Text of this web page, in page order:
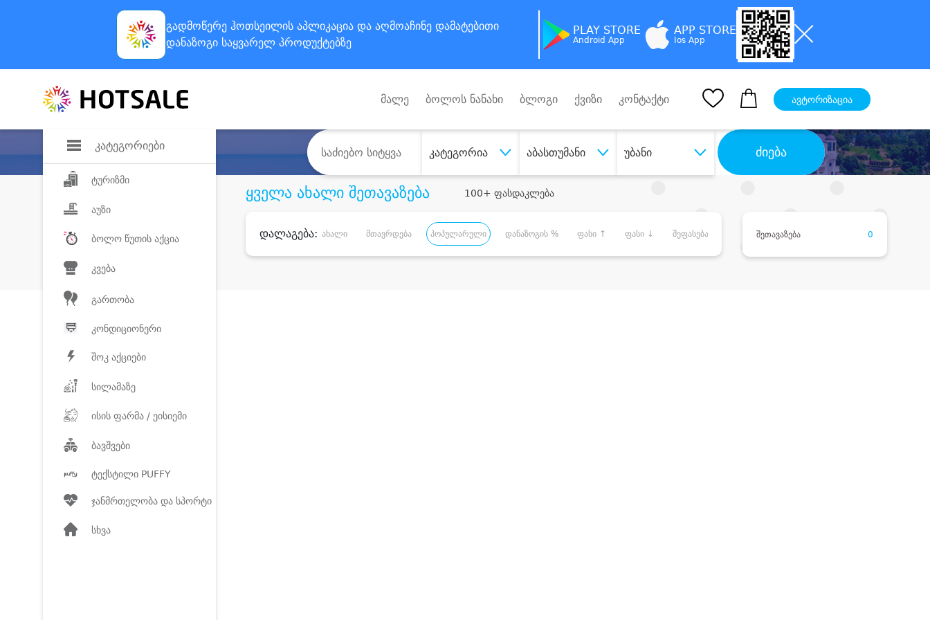
გადმოწერე ჰოთსეილის აპლიკაცია და აღმოაჩინე დამატებითი
დანაზოგი საყვარელ პროდუქტებზე
PLAY STORE
Android App
APP STORE
Ios App
კატეგორიები
ტურიზმი
აუზი
ბოლო წუთის აქცია
კვება
გართობა
კონდიციონერი
შოკ აქციები
სილამაზე
ისის ფარმა / ეისიემი
ბავშვები
ტექსტილი PUFFY
ჯანმრთელობა და სპორტი
სხვა
მალე ბოლოს ნანახი ბლოგი ქვიზი კონტაქტი ავტორიზაცია
კატეგორია აბასთუმანი უბანი ძიება
ყველა ახალი შეთავაზება 100+ ფასდაკლება
დალაგება: ახალი მთავრდება პოპულარული დანაზოგის % ფასი ↑ ფასი ↓ შეფასება შეთავაზება 0